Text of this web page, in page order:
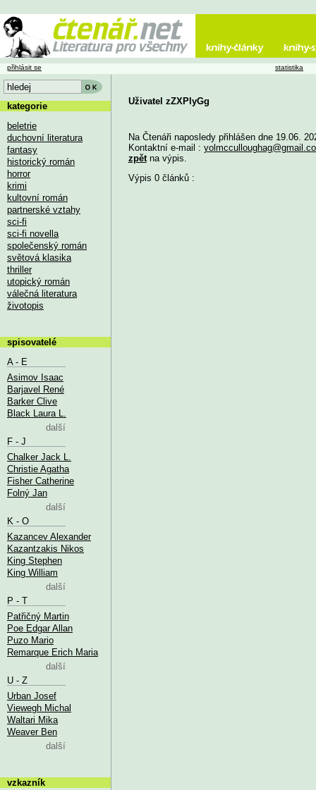
Uživatel zZXPlyGg
Na Čtenáři naposledy přihlášen dne 19.06.
Kontaktní e-mail :
zpětna výpis.
Výpis 0 článků :
přihlásit se statistika
kategorie
beletrie
duchovní literatura
fantasy
historický román
horror
krimi
kultovní román
partnerské vztahy
sci-fi
sci-fi novella
společenský román
světová klasika
thriller
utopický román
válečná literatura
životopis
spisovatelé
A - E
Asimov Isaac
Barjavel René
Barker Clive
Black Laura L.
další
F - J
Chalker Jack L.
Christie Agatha
Fisher Catherine
Folný Jan
další
K - O
Kazancev Alexander
Kazantzakis Nikos
King Stephen
King William
další
P - T
Patřičný Martin
Poe Edgar Allan
Puzo Mario
Remarque Erich Maria
další
U - Z
Urban Josef
Viewegh Michal
Waltari Mika
Weaver Ben
další
vzkazník